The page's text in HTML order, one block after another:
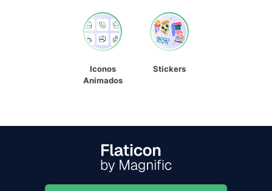
Iconos
Animados
Stickers